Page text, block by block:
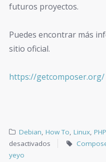
futuros proyectos.
Puedes encontrar más
sitio oficial.
https://getcomposer.org/
Debian,How To,Linux,PHP
desactivados
yeyo